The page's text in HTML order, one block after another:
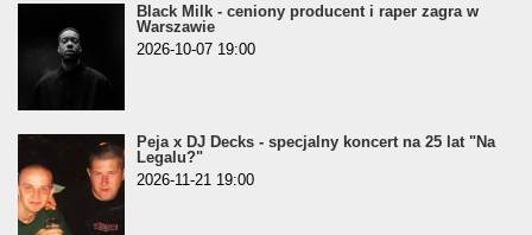
Black Milk - ceniony producent i raper zagra w
Warszawie
2026-10-07 19:00
Peja x DJ Decks - specjalny koncert na 25 lat "Na
Legalu?"
2026-11-21 19:00